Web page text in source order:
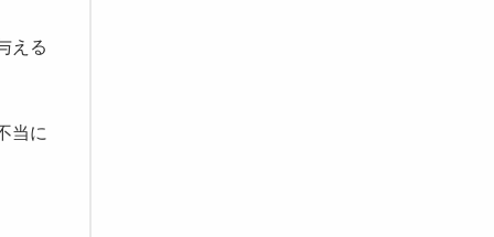
える
当に